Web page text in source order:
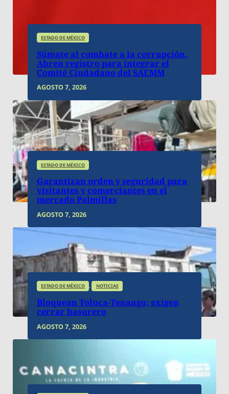
ESTADO DE MÉXICO
Súmate al combate a la corrupción.
Abren registro para integrar el
Comité Ciudadano del SAEMM
AGOSTO 7, 2026
ESTADO DE MÉXICO
Garantizan orden y seguridad para
visitantes y comerciantes en el
mercado Palmillas
AGOSTO 7, 2026
ESTADO DE MÉXICO , NOTICIAS
Bloquean Toluca-Tenango; exigen
cerrar basurero
AGOSTO 7, 2026
AGOSTO 7, 2026
El Monitor Estado de México